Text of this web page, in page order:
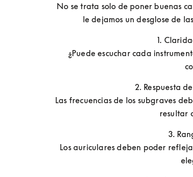
No se trata solo de poner buenas
le dejamos un desglose de
1.
¿Puede escuchar cada
2. Respuesta
Las frecuencias de los subgraves
resultar
3.
Los auriculares deben poder